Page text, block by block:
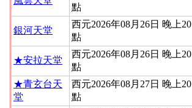
點
銀河天堂
西元2026年08月26日 晚上20
點
★安拉天堂
西元2026年08月26日 晚上20
點
★青玄台天
堂
西元2026年08月27日 晚上20
點